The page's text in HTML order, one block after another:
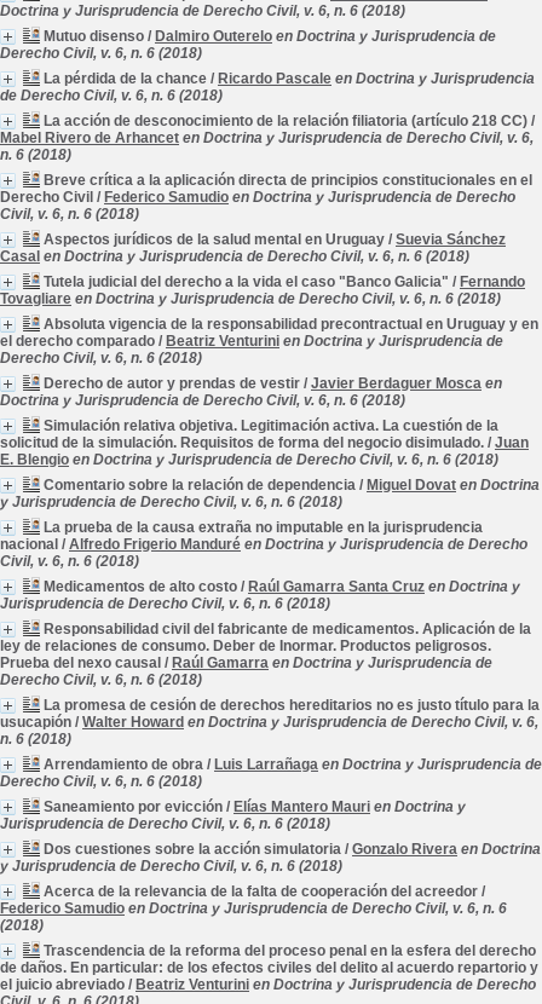
Doctrina y Jurisprudencia de Derecho Civil, v. 6, n. 6 (2018)
Mutuo disenso / Dalmiro Outerelo en Doctrina y Jurisprudencia de
Derecho Civil, v. 6, n. 6 (2018)
La pérdida de la chance / Ricardo Pascale en Doctrina y Jurisprudencia
de Derecho Civil, v. 6, n. 6 (2018)
La acción de desconocimiento de la relación filiatoria (artículo 218 CC) /
Mabel Rivero de Arhancet en Doctrina y Jurisprudencia de Derecho Civil, v. 6,
n. 6 (2018)
Breve crítica a la aplicación directa de principios constitucionales en el
Derecho Civil / Federico Samudio en Doctrina y Jurisprudencia de Derecho
Civil, v. 6, n. 6 (2018)
Aspectos jurídicos de la salud mental en Uruguay / Suevia Sánchez
Casal en Doctrina y Jurisprudencia de Derecho Civil, v. 6, n. 6 (2018)
Tutela judicial del derecho a la vida el caso "Banco Galicia" / Fernando
Tovagliare en Doctrina y Jurisprudencia de Derecho Civil, v. 6, n. 6 (2018)
Absoluta vigencia de la responsabilidad precontractual en Uruguay y en
el derecho comparado / Beatriz Venturini en Doctrina y Jurisprudencia de
Derecho Civil, v. 6, n. 6 (2018)
Derecho de autor y prendas de vestir / Javier Berdaguer Mosca en
Doctrina y Jurisprudencia de Derecho Civil, v. 6, n. 6 (2018)
Simulación relativa objetiva. Legitimación activa. La cuestión de la
solicitud de la simulación. Requisitos de forma del negocio disimulado. / Juan
E. Blengio en Doctrina y Jurisprudencia de Derecho Civil, v. 6, n. 6 (2018)
Comentario sobre la relación de dependencia / Miguel Dovat en Doctrina
y Jurisprudencia de Derecho Civil, v. 6, n. 6 (2018)
La prueba de la causa extraña no imputable en la jurisprudencia
nacional / Alfredo Frigerio Manduré en Doctrina y Jurisprudencia de Derecho
Civil, v. 6, n. 6 (2018)
Medicamentos de alto costo / Raúl Gamarra Santa Cruz en Doctrina y
Jurisprudencia de Derecho Civil, v. 6, n. 6 (2018)
Responsabilidad civil del fabricante de medicamentos. Aplicación de la
ley de relaciones de consumo. Deber de Inormar. Productos peligrosos.
Prueba del nexo causal / Raúl Gamarra en Doctrina y Jurisprudencia de
Derecho Civil, v. 6, n. 6 (2018)
La promesa de cesión de derechos hereditarios no es justo título para la
usucapión / Walter Howard en Doctrina y Jurisprudencia de Derecho Civil, v. 6,
n. 6 (2018)
Arrendamiento de obra / Luis Larrañaga en Doctrina y Jurisprudencia de
Derecho Civil, v. 6, n. 6 (2018)
Saneamiento por evicción / Elías Mantero Mauri en Doctrina y
Jurisprudencia de Derecho Civil, v. 6, n. 6 (2018)
Dos cuestiones sobre la acción simulatoria / Gonzalo Rivera en Doctrina
y Jurisprudencia de Derecho Civil, v. 6, n. 6 (2018)
Acerca de la relevancia de la falta de cooperación del acreedor /
Federico Samudio en Doctrina y Jurisprudencia de Derecho Civil, v. 6, n. 6
(2018)
Trascendencia de la reforma del proceso penal en la esfera del derecho
de daños. En particular: de los efectos civiles del delito al acuerdo repartorio y
el juicio abreviado / Beatriz Venturini en Doctrina y Jurisprudencia de Derecho